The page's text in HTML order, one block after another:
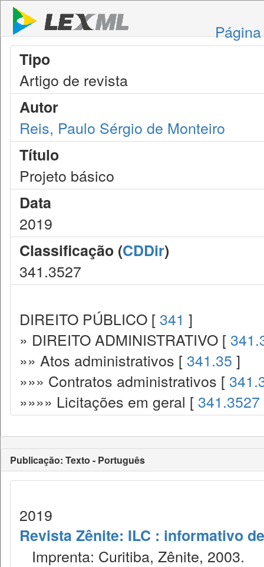
Tipo
Artigo de revista
Autor
Reis, Paulo Sérgio de Monteiro
Título
Projeto básico
Data
2019
Classificação (CDDir)
341.3527
DIREITO PÚBLICO [ 341 ]
» DIREITO ADMINISTRATIVO [
»» Atos administrativos [ 341.35 ]
»»» Contratos administrativos [
»»»» Licitações em geral [ 341.3527
Publicação: Texto - Português
2019
Revista Zênite: ILC : informativo
Imprenta: Curitiba, Zênite, 2003.